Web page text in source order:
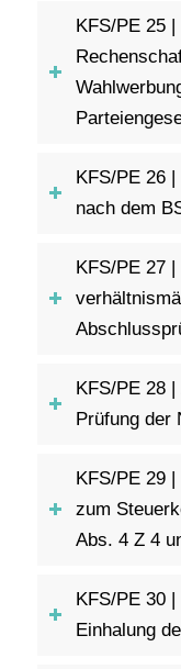
KFS/PE 25
KFS/PE 26
nach dem
KFS/PE 27
KFS/PE 28
Prüfung der
KFS/PE 29
zum
Abs. 4 Z 4
KFS/PE 30
Einhalung